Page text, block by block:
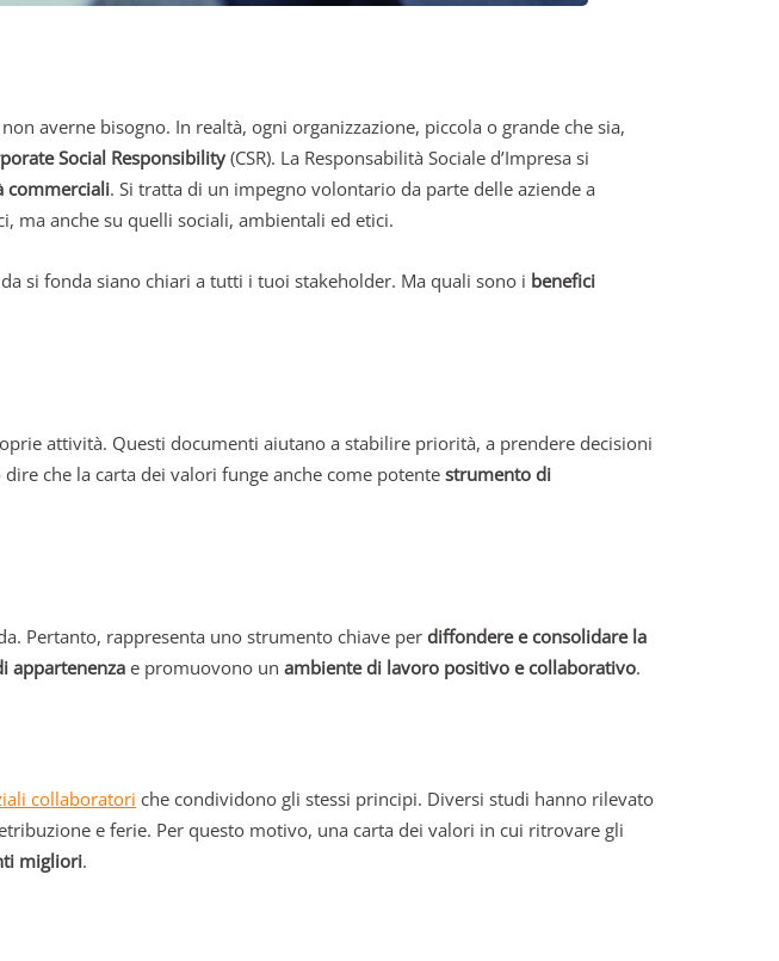
averne bisogno. In realtà, ogni organizzazione, piccola o grande che sia,
Social Responsibility (CSR). La Responsabilità Sociale d’Impresa si
commerciali. Si tratta di un impegno volontario da parte delle aziende a
ma anche su quelli sociali, ambientali ed etici.
si fonda siano chiari a tutti i tuoi stakeholder. Ma quali sono i benefici
attività. Questi documenti aiutano a stabilire priorità, a prendere decisioni
che la carta dei valori funge anche come potentestrumento di
Pertanto, rappresenta uno strumento chiave per diffondere e consolidare la
appartenenza e promuovono un ambiente di lavoro positivo e collaborativo.
collaboratori che condividono gli stessi principi. Diversi studi hanno rilevato
e ferie. Per questo motivo, una carta dei valori in cui ritrovare gli
migliori.